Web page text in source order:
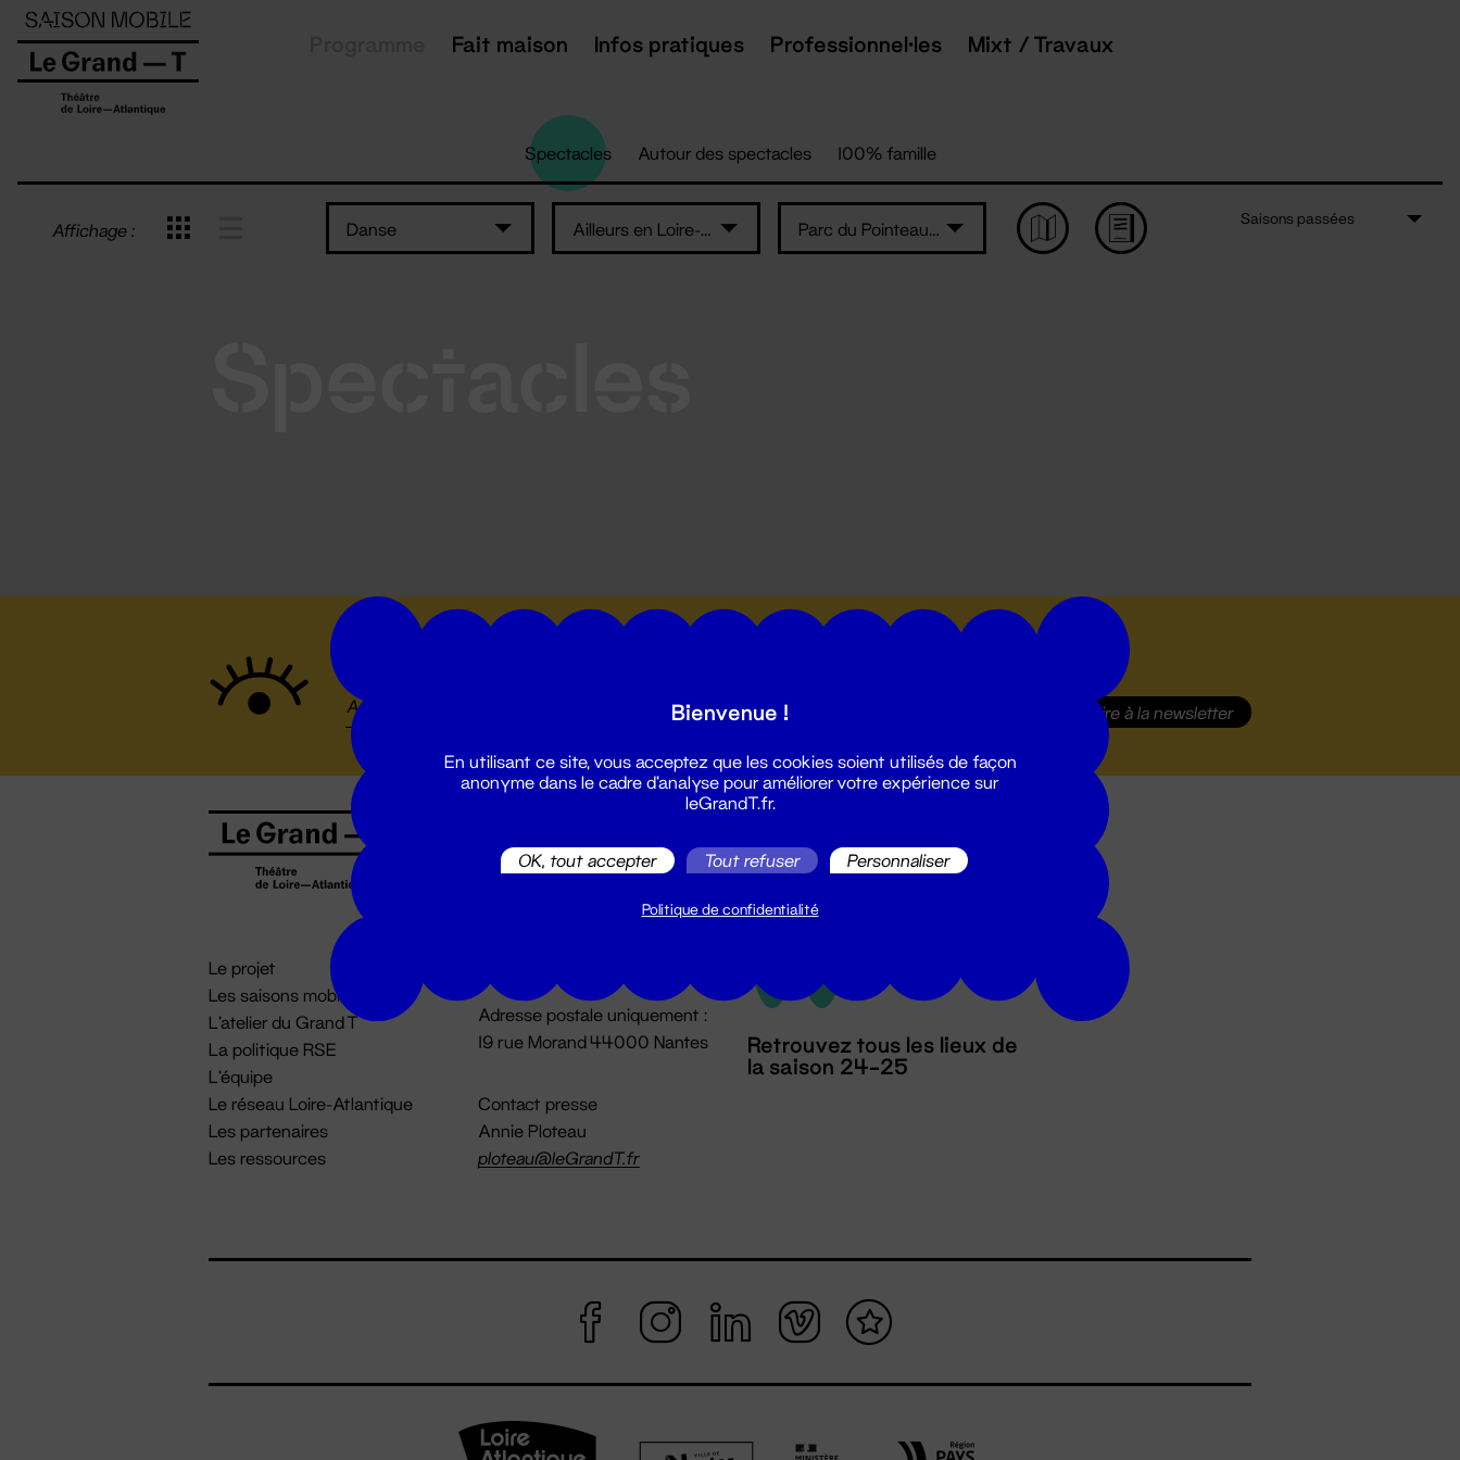
Fait maison Infos pratiques Professionnel·les Mixt / Travaux
Spectacles Autour des spectacles 100% famille
Affichage : Danse Ailleurs en Loire-Atlantique Parc du Pointeau - Saint-Brévin-les-Pins
Saisons passées
S'inscrire à la newsletter
Le projet
Les saisons mobiles
L'atelier du Grand T
La politique RSE
L'équipe
Le réseau Loire-Atlantique
Les partenaires
Les ressources
02 51 88 25 25
billetterie@leGrandT.fr
Du lundi au vendredi 14h → 18h
Adresse postale uniquement :
19 rue Morand 44000 Nantes
Contact presse
Annie Ploteau
ploteau@leGrandT.fr
Retrouvez tous les lieux de
la saison 24-25
Panneau de gestion des cookies
Bienvenue !
En utilisant ce site, vous acceptez que les cookies soient utilisés de façon
anonyme dans le cadre d'analyse pour améliorer votre expérience sur
leGrandT.fr.
OK, tout accepter Tout refuser Personnaliser
Politique de confidentialité